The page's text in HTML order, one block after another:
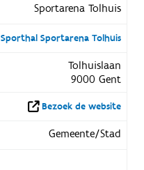
Sportarena Tolhuis
Sporthal Sportarena Tolhuis
Tolhuislaan
9000 Gent
Bezoek de website
Gemeente/Stad